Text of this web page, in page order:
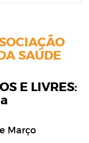
SAÚDE
E LIVRES:
Março